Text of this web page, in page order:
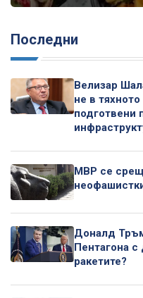
Последни
Велизар
не в
подготвени
МВР се
Доналд
Пентагона
ракетите?